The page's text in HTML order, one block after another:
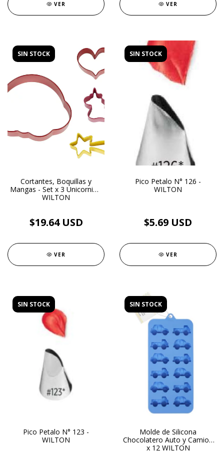
VER VER
SIN STOCK
Cortantes, Boquillas y
Mangas - Set x 3 Unicornio -
WILTON
$19.64 USD
VER
SIN STOCK
Pico Petalo N° 126 -
WILTON
$5.69 USD
VER
SIN STOCK
Pico Petalo N° 123 -
WILTON
SIN STOCK
Molde de Silicona
Chocolatero Auto y Camion
x 12 WILTON